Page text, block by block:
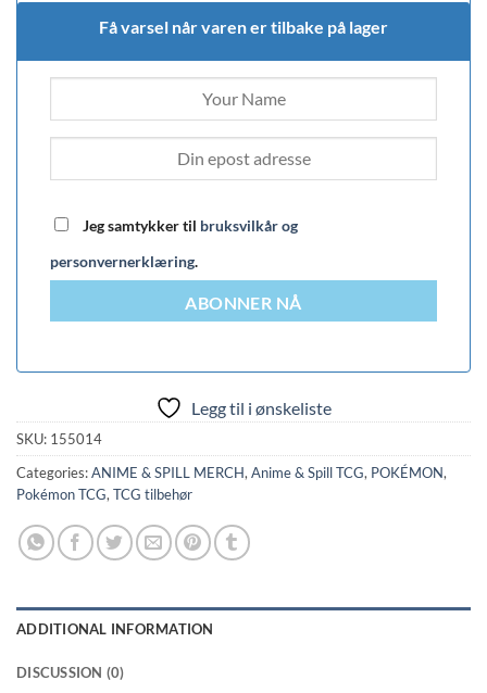
Få varsel når varen er tilbake på lager
Jeg samtykker til bruksvilkår og
personvernerklæring.
ABONNER NÅ
Legg til i ønskeliste
SKU: 155014
Categories:ANIME & SPILL MERCH, Anime & Spill TCG, POKÉMON,
Pokémon TCG, TCG tilbehør
ADDITIONAL INFORMATION
DISCUSSION (0)